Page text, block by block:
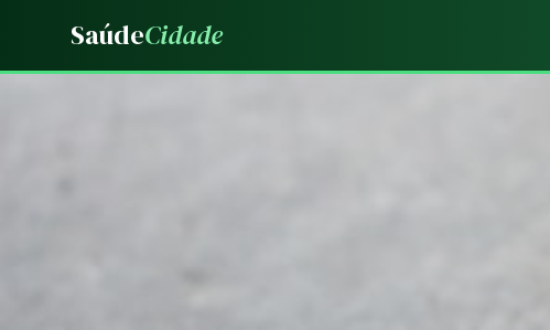
SaúdeCidade